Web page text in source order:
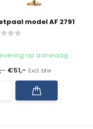
model AF 2791
op aanvraag
€51,- Excl. btw